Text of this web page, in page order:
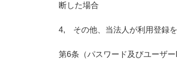
断した場合
4, その他、当法人が利用登録
第6条（パスワード及びユーザー